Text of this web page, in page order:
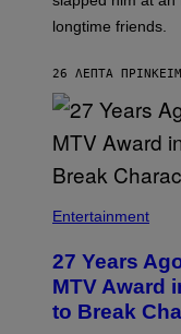
longtime friends.
26 ΛΕΠΤΆ ΠΡΙΝ
Entertainment
27 Years
MTV Award
to Break